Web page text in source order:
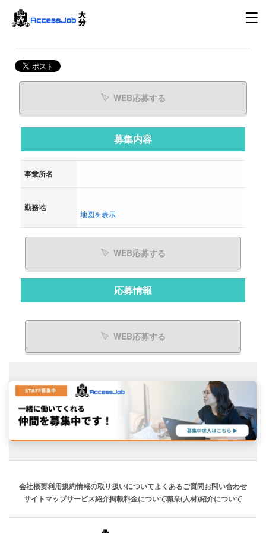
WEB応募する
募集内容
事業所名
勤務地
地図を表示
WEB応募する
応募情報
WEB応募する
会社概要利用規約情報の取り扱いについてよくあるご質問お問い合わせ
サイトマップサービス紹介掲載料金について職業(人材)紹介について